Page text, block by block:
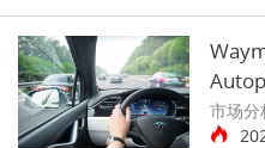
市场分